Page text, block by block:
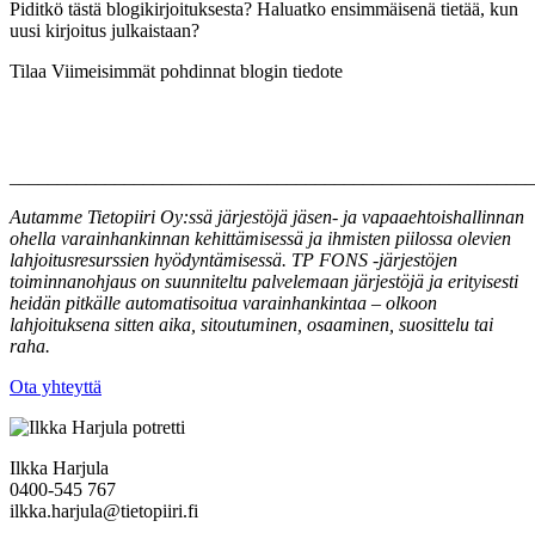
Piditkö tästä blogikirjoituksesta? Haluatko ensimmäisenä tietää, kun
uusi kirjoitus julkaistaan?
Tilaa Viimeisimmät pohdinnat blogin tiedote
Autamme Tietopiiri Oy:ssä järjestöjä jäsen- ja vapaaehtoishallinnan
ohella varainhankinnan kehittämisessä ja ihmisten piilossa olevien
lahjoitusresurssien hyödyntämisessä. TP FONS -järjestöjen
toiminnanohjaus on suunniteltu palvelemaan järjestöjä ja erityisesti
heidän pitkälle automatisoitua varainhankintaa – olkoon
lahjoituksena sitten aika, sitoutuminen, osaaminen, suosittelu tai
raha.
Ota yhteyttä
Ilkka Harjula
0400-545 767
ilkka.harjula@tietopiiri.fi